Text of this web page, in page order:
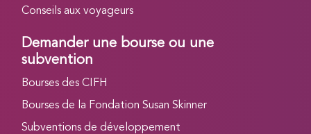
Conseils aux voyageurs
Demander une bourse ou une
subvention
Bourses des CIFH
Bourses de la Fondation Susan Skinner
Subventions de développement